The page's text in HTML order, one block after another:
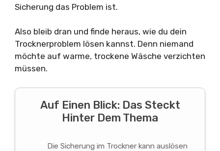
Sicherung das Problem ist.
Also bleib dran und finde heraus, wie du dein
Trocknerproblem lösen kannst. Denn niemand
möchte auf warme, trockene Wäsche verzichten
müssen.
Auf Einen Blick: Das Steckt
Hinter Dem Thema
Die Sicherung im Trockner kann auslösen